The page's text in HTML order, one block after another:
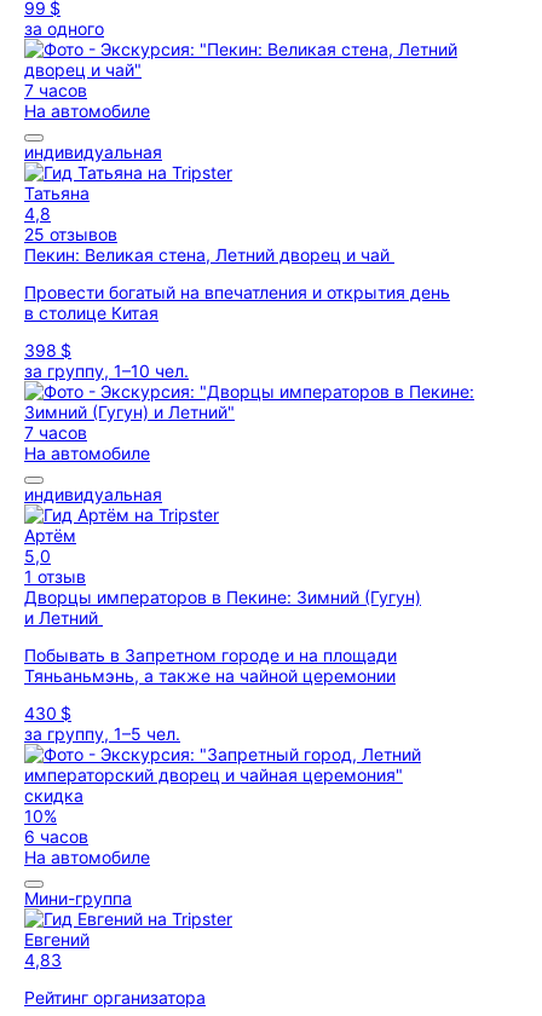
99 $
за одного
7 часов
На автомобиле
индивидуальная
Татьяна
4,8
25 отзывов
Пекин: Великая стена, Летний дворец и чай
Провести богатый на впечатления и открытия день
в столице Китая
398 $
за группу, 1–10 чел.
7 часов
На автомобиле
индивидуальная
Артём
5,0
1 отзыв
Дворцы императоров в Пекине: Зимний (Гугун)
и Летний
Побывать в Запретном городе и на площади
Тяньаньмэнь, а также на чайной церемонии
430 $
за группу, 1–5 чел.
скидка
10%
6 часов
На автомобиле
Мини-группа
Евгений
4,83
Рейтинг организатора